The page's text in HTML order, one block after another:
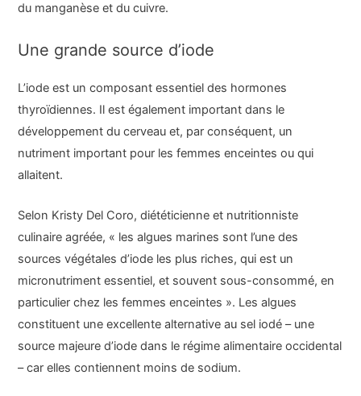
du manganèse et du cuivre.
Une grande source d’iode
L’iode est un composant essentiel des hormones
thyroïdiennes. Il est également important dans le
développement du cerveau et, par conséquent, un
nutriment important pour les femmes enceintes ou qui
allaitent.
Selon Kristy Del Coro, diététicienne et nutritionniste
culinaire agréée, « les algues marines sont l’une des
sources végétales d’iode les plus riches, qui est un
micronutriment essentiel, et souvent sous-consommé, en
particulier chez les femmes enceintes ». Les algues
constituent une excellente alternative au sel iodé – une
source majeure d’iode dans le régime alimentaire occidental
– car elles contiennent moins de sodium.